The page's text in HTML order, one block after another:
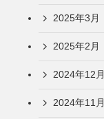
2025年3月
2025年2月
2024年12月
2024年11月